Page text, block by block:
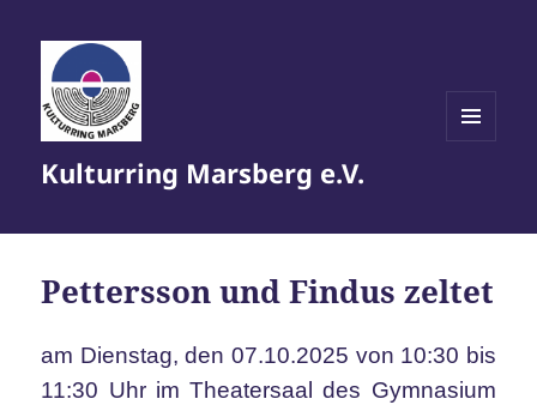
Kulturring Marsberg e.V.
Pettersson und Findus zeltet
am Dienstag, den 07.10.2025 von 10:30 bis
11:30 Uhr im Theatersaal des Gymnasium